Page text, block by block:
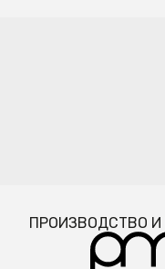
ПРОИЗВОДСТВО И